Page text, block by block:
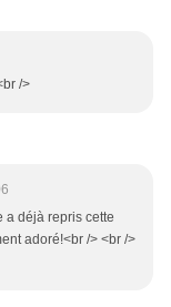
/>
a déjà repris cette
adoré!<br /> <br />